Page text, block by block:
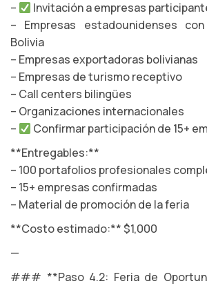
–
Invitación a empresas
– Empresas estadounidenses
Bolivia
– Empresas exportadoras bolivianas
– Empresas de turismo receptivo
– Call centers bilingües
– Organizaciones internacionales
–
Confirmar participación de 15+
**Entregables:**
– 100 portafolios profesionales
– 15+ empresas confirmadas
– Material de promoción de la feria
**Costo estimado:** $1,000
—
### **Paso 4.2: Feria de